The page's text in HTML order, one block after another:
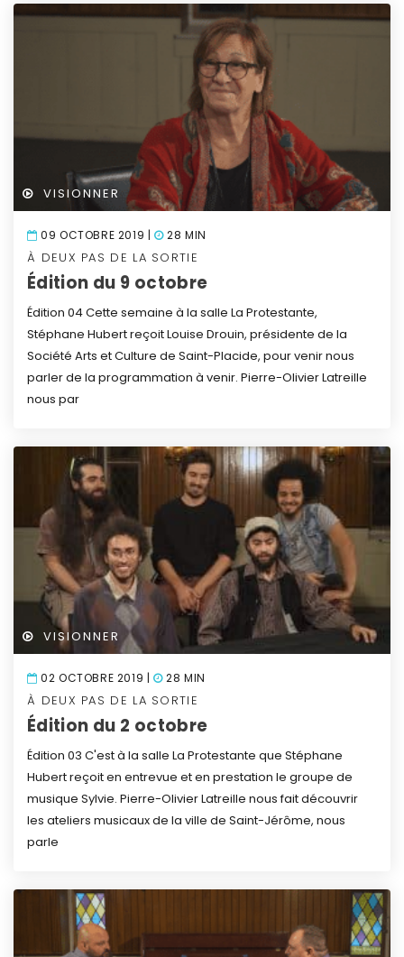
VISIONNER
09 OCTOBRE 2019 | 28 MIN
À DEUX PAS DE LA SORTIE
Édition du 9 octobre
Édition 04Cette semaine à la salle La Protestante,
Stéphane Hubert reçoit Louise Drouin, présidente de la
Société Arts et Culture de Saint-Placide, pour venir nous
parler de la programmation à venir. Pierre-Olivier Latreille
nous par
VISIONNER
02 OCTOBRE 2019 | 28 MIN
À DEUX PAS DE LA SORTIE
Édition du 2 octobre
Édition 03 C'est à la salle La Protestante que Stéphane
Hubert reçoit en entrevue et en prestation le groupe de
musique Sylvie. Pierre-Olivier Latreille nous fait découvrir
les ateliers musicaux de la ville de Saint-Jérôme, nous
parle